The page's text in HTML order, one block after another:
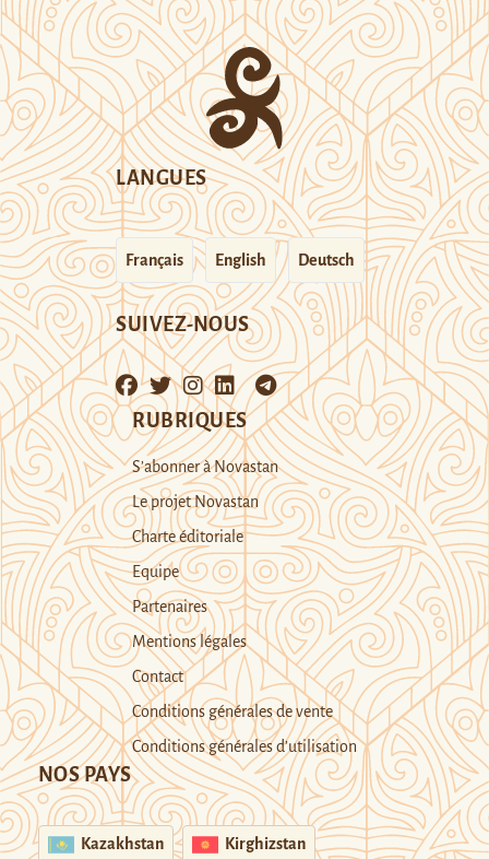
LANGUES
Français English Deutsch
SUIVEZ-NOUS
RUBRIQUES
S’abonner à Novastan
Le projet Novastan
Charte éditoriale
Equipe
Partenaires
Mentions légales
Contact
Conditions générales de vente
Conditions générales d’utilisation
NOS PAYS
Kazakhstan Kirghizstan